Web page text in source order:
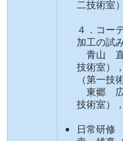
二技術室
４．コー
加工の試
青山 直
技術室）
（第一技
東郷 広
技術室）
日常研